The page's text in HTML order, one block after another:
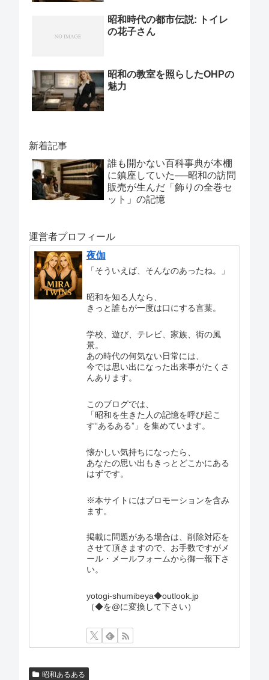
昭和時代の都市伝説: トイレ
の花子さん
昭和の教室を照らしたOHPの
魅力
新着記事
誰も開かない百科事典が本棚
に鎮座していた──昭和の訪問
販売が生んだ「飾りの全巻セ
ット」の記憶
運営者プロフィール
夜伽
「そういえば、そんなのあったね。」
昭和を知る人なら、
きっと誰もが一度は口にする言葉。
学校、遊び、テレビ、家族、街の風
景。
あの時代の何気ない日常には、
今では思い出になった出来事がたくさ
んあります。
このブログでは、
「昭和を生きた人の記憶を呼び起こ
す“あるある”」を集めています。
懐かしい気持ちになったら、
あなたの思い出もきっとどこかにある
はずです。
※本サイトにはプロモーションを含み
ます。
掲載に問題がある場合は、削除対応を
させて頂きますので、お手数ですがメ
ール・メールフォームから御一報下さ
い。
yotogi-shumibeya◆outlook.jp
（◆を@に変換して下さい）
昭和あるある